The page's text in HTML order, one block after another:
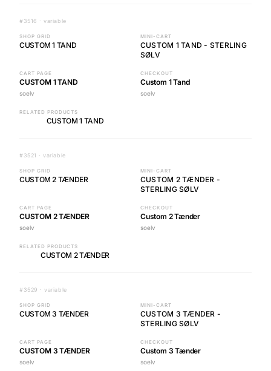
#3516 · variable
SHOP GRID
CUSTOM 1 TAND
MINI-CART
CUSTOM 1 TAND - STERLING
SØLV
CART PAGE
CUSTOM 1 TAND
soelv
CHECKOUT
Custom 1 Tand
soelv
RELATED PRODUCTS
CUSTOM 1 TAND
#3521 · variable
SHOP GRID
CUSTOM 2 TÆNDER
MINI-CART
CUSTOM 2 TÆNDER -
STERLING SØLV
CART PAGE
CUSTOM 2 TÆNDER
soelv
CHECKOUT
Custom 2 Tænder
soelv
RELATED PRODUCTS
CUSTOM 2 TÆNDER
#3529 · variable
SHOP GRID
CUSTOM 3 TÆNDER
MINI-CART
CUSTOM 3 TÆNDER -
STERLING SØLV
CART PAGE
CUSTOM 3 TÆNDER
soelv
CHECKOUT
Custom 3 Tænder
soelv